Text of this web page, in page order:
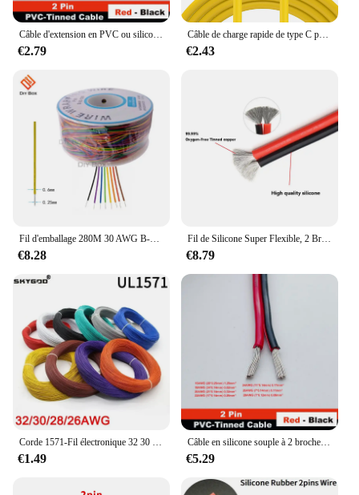
€2.79
Câble de charge rapide de type C pour Xiaomi Redmi Note 11T 12 13 POCO X5 Pro Mi Turbo, coude résistant 90, Snap67 W, 120W, 1m, 1.8m
€2.43
€8.28
Fil de Silicone Super Flexible, 2 Broches, 24 22 20 18awg 16awg 14awg 12awg 10 8awg, Fil Électrique à Degré de Chaleur, Câble en Cuivre Plaqué 18
€8.79
Corde 1571-Fil électronique 32 30 28 26 AWG, câble flexible isolé en PVC, cuivre plaqué 18, ligne LED environnementale, bricolage
€1.49
Câble en silicone souple à 2 broches ou câble électronique en PVC, câble de connexion en cuivre étamé, 28awg, 26awg, 24awg, 22awg, 20awg, 18awg, 16awg
€5.29